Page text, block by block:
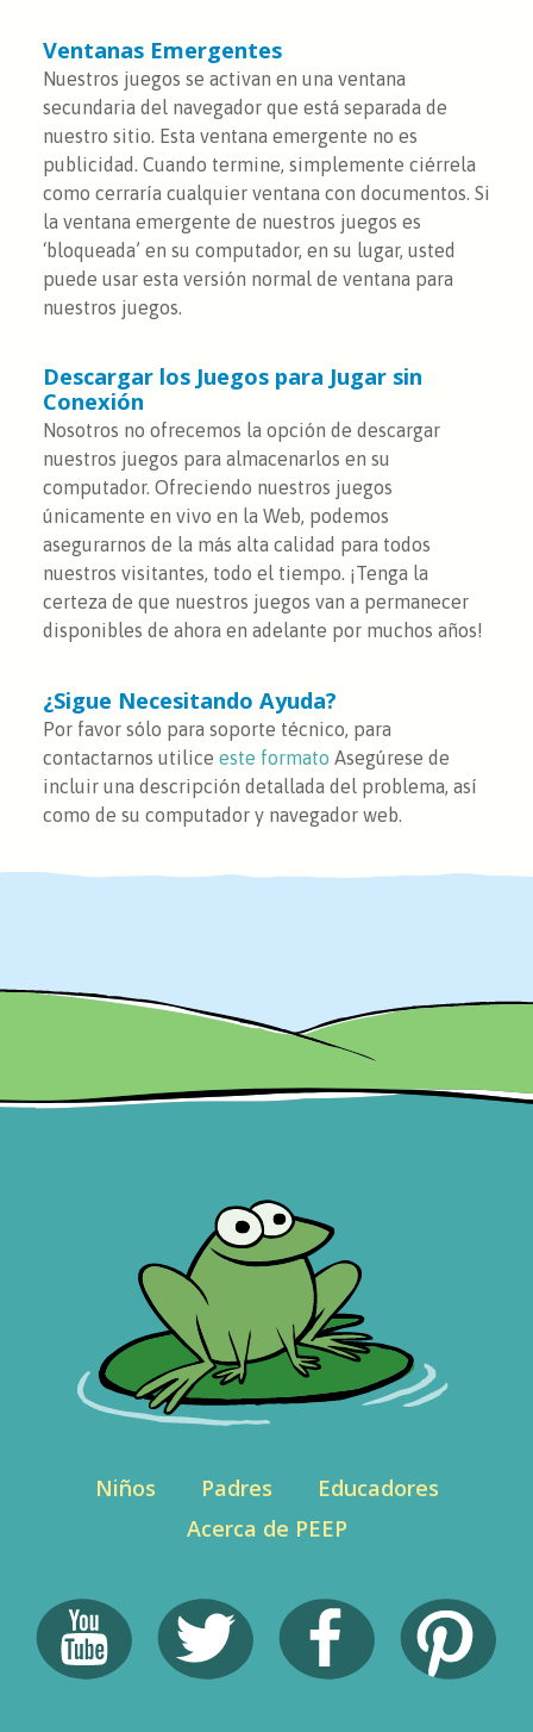
Ventanas Emergentes
Nuestros juegos se activan en una ventana
secundaria del navegador que está separada de
nuestro sitio. Esta ventana emergente no es
publicidad. Cuando termine, simplemente ciérrela
como cerraría cualquier ventana con documentos. Si
la ventana emergente de nuestros juegos es
‘bloqueada’ en su computador, en su lugar, usted
puede usar esta versión normal de ventana para
nuestros juegos.
Descargar los Juegos para Jugar sin
Conexión
Nosotros no ofrecemos la opción de descargar
nuestros juegos para almacenarlos en su
computador. Ofreciendo nuestros juegos
únicamente en vivo en la Web, podemos
asegurarnos de la más alta calidad para todos
nuestros visitantes, todo el tiempo. ¡Tenga la
certeza de que nuestros juegos van a permanecer
disponibles de ahora en adelante por muchos años!
¿Sigue Necesitando Ayuda?
Por favor sólo para soporte técnico, para
contactarnos utilice este formato Asegúrese de
incluir una descripción detallada del problema, así
como de su computador y navegador web.
Niños Padres
Educadores
Acerca de PEEP